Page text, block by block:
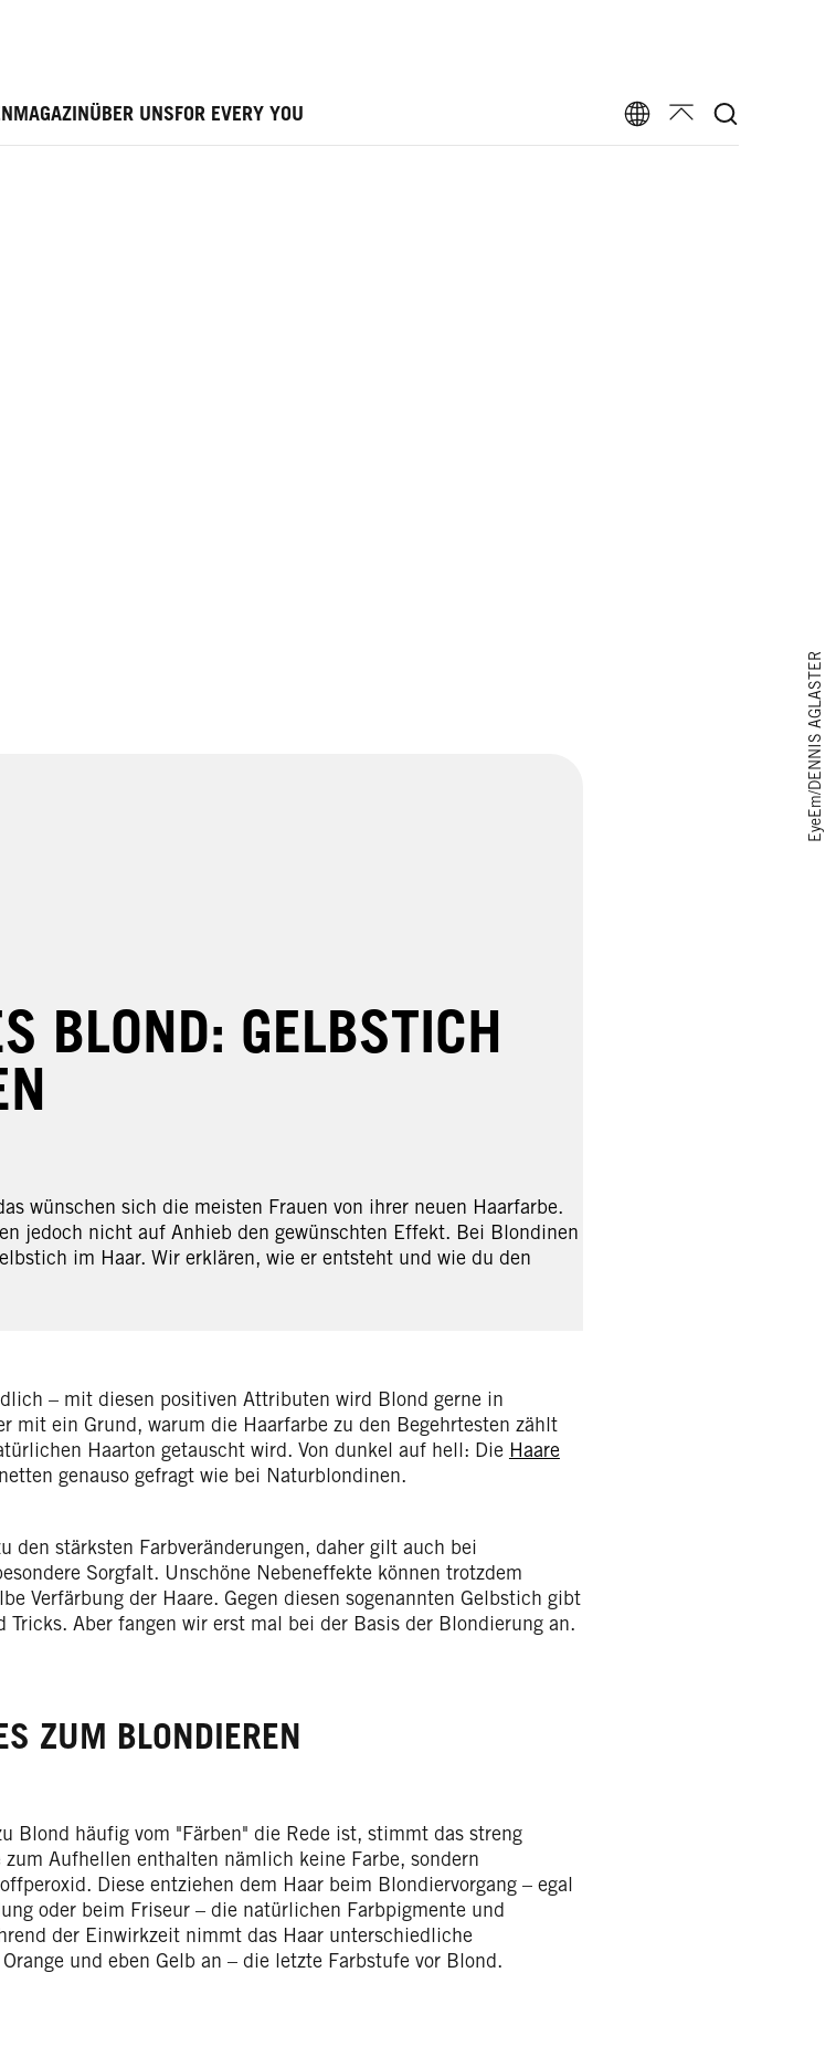
MAGAZINÜBER UNSFOR EVERY YOU
EyeEm/DENNIS AGLASTER
BLOND: GELBSTICH
wünschen sich die meisten Frauen von ihrer neuen Haarfarbe.
jedoch nicht auf Anhieb den gewünschten Effekt. Bei Blondinen
im Haar. Wir erklären, wie er entsteht und wie du den
– mit diesen positiven Attributen wird Blond gerne in
mit ein Grund, warum die Haarfarbe zu den Begehrtesten zählt
Haarton getauscht wird. Von dunkel auf hell: Die Haare
genauso gefragt wie bei Naturblondinen.
den stärksten Farbveränderungen, daher gilt auch bei
Sorgfalt. Unschöne Nebeneffekte können trotzdem
Verfärbung der Haare. Gegen diesen sogenannten Gelbstich gibt
Tricks. Aber fangen wir erst mal bei der Basis der Blondierung an.
ZUM BLONDIEREN
Blond häufig vom "Färben" die Rede ist, stimmt das streng
Aufhellen enthalten nämlich keine Farbe, sondern
Diese entziehen dem Haar beim Blondiervorgang – egal
oder beim Friseur – die natürlichen Farbpigmente und
der Einwirkzeit nimmt das Haar unterschiedliche
und eben Gelb an – die letzte Farbstufe vor Blond.